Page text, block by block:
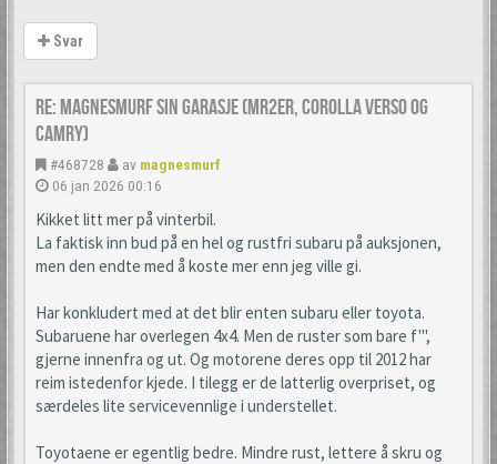
Svar
Re: Magnesmurf sin garasje (mr2er, corolla verso og
camry)
#468728 av magnesmurf
06 jan 2026 00:16
Kikket litt mer på vinterbil.
La faktisk inn bud på en hel og rustfri subaru på auksjonen,
men den endte med å koste mer enn jeg ville gi.
Har konkludert med at det blir enten subaru eller toyota.
Subaruene har overlegen 4x4. Men de ruster som bare f''',
gjerne innenfra og ut. Og motorene deres opp til 2012 har
reim istedenfor kjede. I tilegg er de latterlig overpriset, og
særdeles lite servicevennlige i understellet.
Toyotaene er egentlig bedre. Mindre rust, lettere å skru og